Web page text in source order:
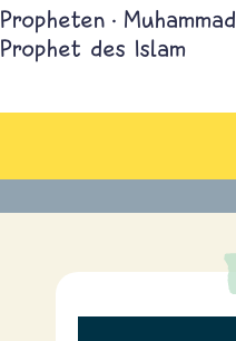
Propheten Muhammad
Prophet des Islam